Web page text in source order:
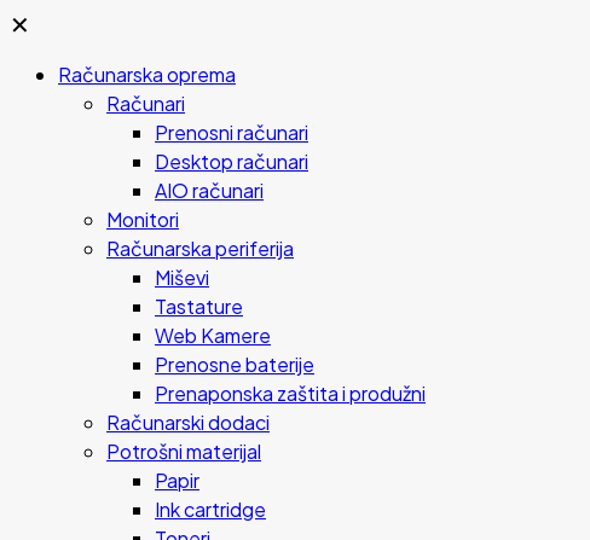
✕
Računarska oprema
Računari
Prenosni računari
Desktop računari
AIO računari
Monitori
Računarska periferija
Miševi
Tastature
Web Kamere
Prenosne baterije
Prenaponska zaštita i produžni
Računarski dodaci
Potrošni materijal
Papir
Ink cartridge